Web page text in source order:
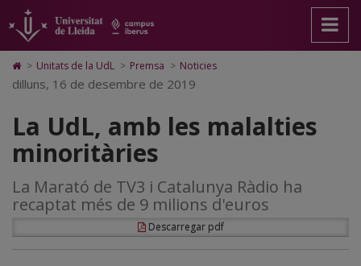
La
UdL,
amb
les
malalties
minoritàries
pàgina
principal.
Universitat
Lleida
contingut
principal
Mapa
Web.
Universitat
Cerca
Accessibilitat.
Universitat
Lleida
Icono
de
Home
a
la
página
inicio
> Unitats de la UdL > Premsa > Noticies
dilluns, 16 de desembre de 2019
La UdL, amb les malalties
minoritàries
La Marató de TV3 i Catalunya Ràdio ha
recaptat més de 9 milions d'euros
Descarregar pdf